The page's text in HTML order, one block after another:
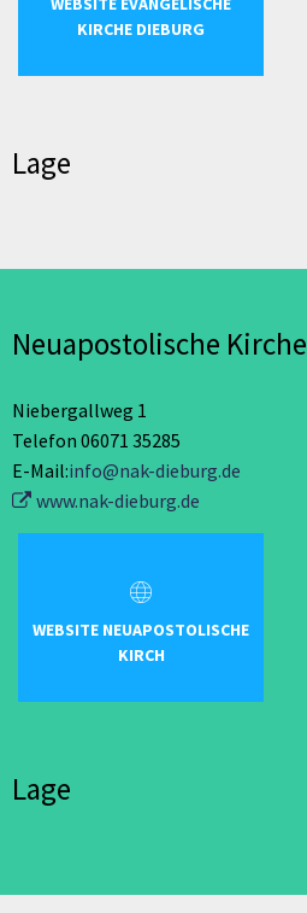
KIRCHE DIEBURG
Lage
Neuapostolische Kirche
Niebergallweg 1
Telefon 06071 35285
E-Mail:info@nak-dieburg.de
www.nak-dieburg.de
WEBSITE NEUAPOSTOLISCHE
KIRCH
Lage